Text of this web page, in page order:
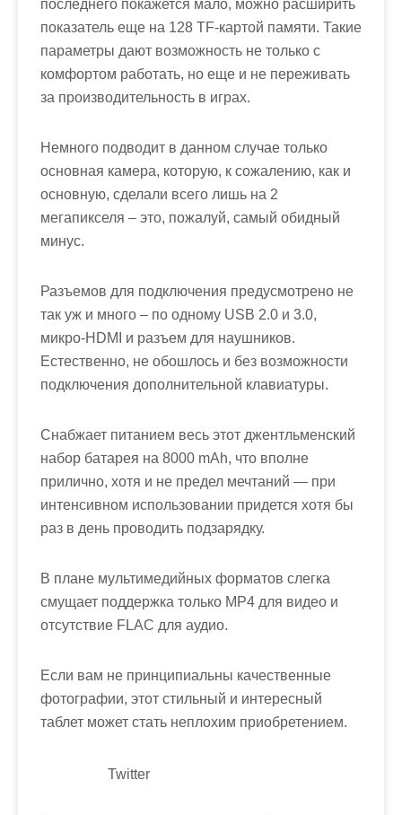
последнего покажется мало, можно расширить
показатель еще на 128 TF-картой памяти. Такие
параметры дают возможность не только с
комфортом работать, но еще и не переживать
за производительность в играх.
Немного подводит в данном случае только
основная камера, которую, к сожалению, как и
основную, сделали всего лишь на 2
мегапикселя – это, пожалуй, самый обидный
минус.
Разъемов для подключения предусмотрено не
так уж и много – по одному USB 2.0 и 3.0,
микро-HDMI и разъем для наушников.
Естественно, не обошлось и без возможности
подключения дополнительной клавиатуры.
Снабжает питанием весь этот джентльменский
набор батарея на 8000 mAh, что вполне
прилично, хотя и не предел мечтаний — при
интенсивном использовании придется хотя бы
раз в день проводить подзарядку.
В плане мультимедийных форматов слегка
смущает поддержка только MP4 для видео и
отсутствие FLAC для аудио.
Если вам не принципиальны качественные
фотографии, этот стильный и интересный
таблет может стать неплохим приобретением.
Twitter